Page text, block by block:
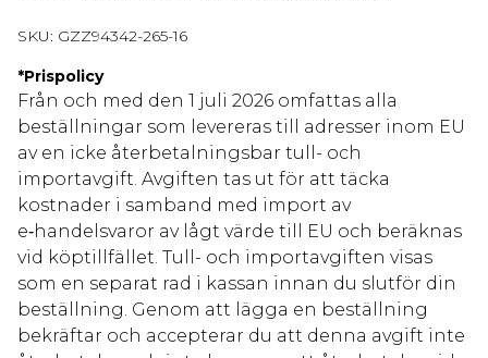
SKU: GZZ94342-265-16
*Prispolicy
Från och med den 1 juli 2026 omfattas alla
beställningar som levereras till adresser inom EU
av en icke återbetalningsbar tull- och
importavgift. Avgiften tas ut för att täcka
kostnader i samband med import av
e‑handelsvaror av lågt värde till EU och beräknas
vid köptillfället. Tull- och importavgiften visas
som en separat rad i kassan innan du slutför din
beställning. Genom att lägga en beställning
bekräftar och accepterar du att denna avgift inte